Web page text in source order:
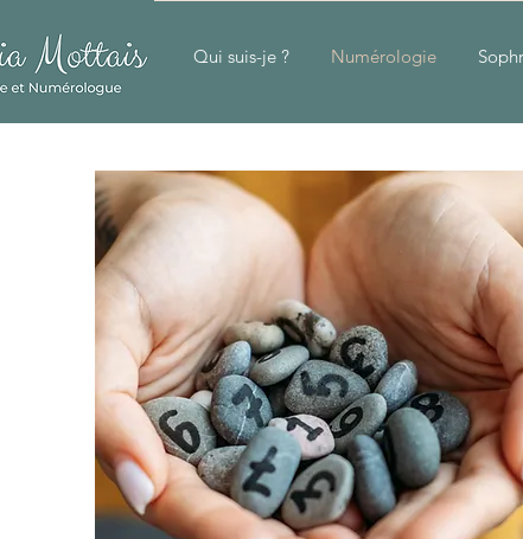
Qui suis-je ? Numérologie